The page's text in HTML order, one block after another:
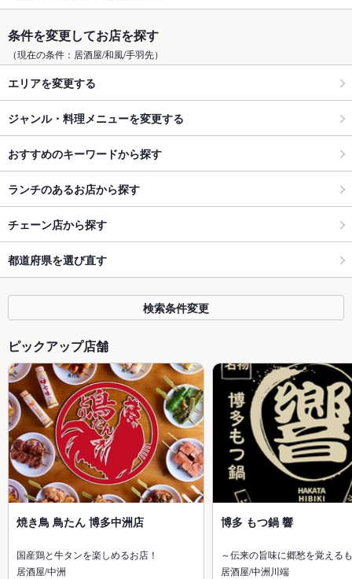
条件を変更してお店を探す
（現在の条件：居酒屋/和風/手羽先）
エリアを変更する
ジャンル・料理メニューを変更する
おすすめのキーワードから探す
ランチのあるお店から探す
チェーン店から探す
都道府県を選び直す
検索条件変更
ピックアップ店舗
焼き鳥 鳥たん 博多中洲店
国産鶏と牛タンを楽しめるお店！
居酒屋/中洲
博多 もつ鍋 響
～伝来の旨味に郷愁を覚える
居酒屋/中洲川端